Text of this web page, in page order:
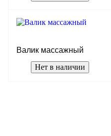
Валик массажный
Нет в наличии